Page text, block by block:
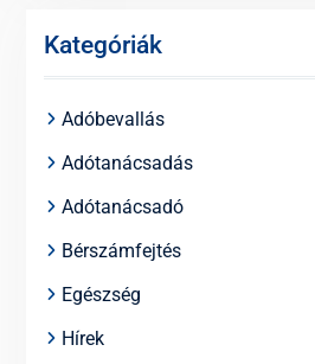
Kategóriák
Adóbevallás
Adótanácsadás
Adótanácsadó
Bérszámfejtés
Egészség
Hírek